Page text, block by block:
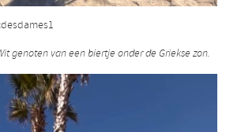
genoten van een biertje onder de Griekse zon.